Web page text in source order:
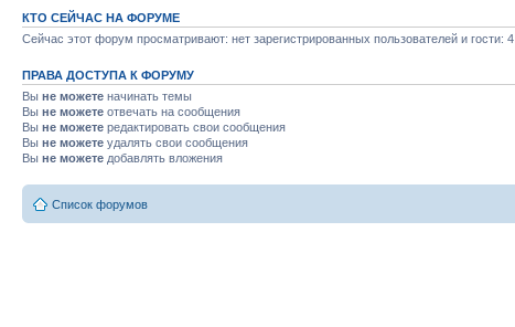
КТО СЕЙЧАС НА ФОРУМЕ
Сейчас этот форум просматривают: нет зарегистрированных пользователей и гости: 4
ПРАВА ДОСТУПА К ФОРУМУ
Вы не можете начинать темы
Вы не можете отвечать на сообщения
Вы не можете редактировать свои сообщения
Вы не можете удалять свои сообщения
Вы не можете добавлять вложения
Список форумов